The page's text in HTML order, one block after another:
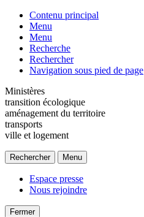
Contenu principal
Menu
Menu
Recherche
Rechercher
Navigation sous pied de page
Ministères
transition écologique
aménagement du territoire
transports
ville et logement
Rechercher Menu
Espace presse
Nous rejoindre
Fermer